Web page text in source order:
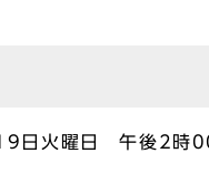
日火曜日 午後2時